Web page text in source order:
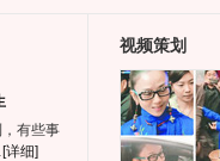
有些事
[详细]
视频策划